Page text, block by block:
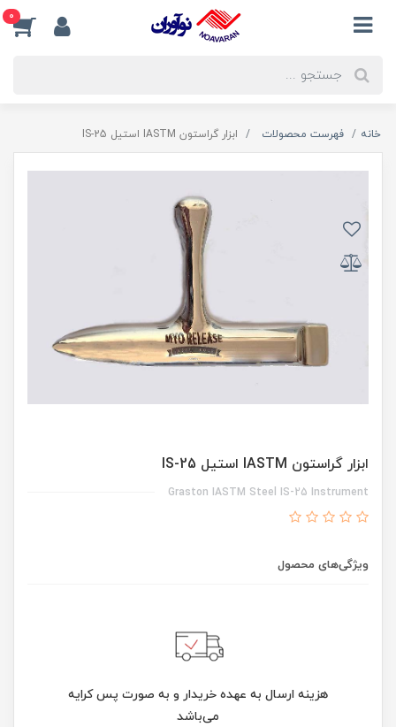
0
خانه فهرست محصولات ابزار گراستون IASTM استیل IS-25
ابزار گراستون IASTM استیل IS-25
Graston IASTM Steel IS-25 Instrument
ویژگی‌های محصول
هزینه ارسال به عهده خریدار و به صورت پس کرایه
می‌باشد